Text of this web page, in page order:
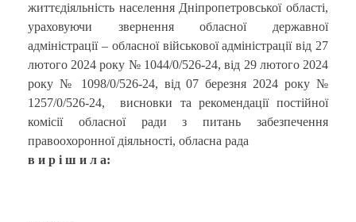
життєдіяльність населення Дніпропетровської області,
ураховуючи звернення обласної державної
адміністрації – обласної військової адміністрації від 27
лютого 2024 року № 1044/0/526-24, від 29 лютого 2024
року № 1098/0/526-24, від 07 березня 2024 року №
1257/0/526-24, висновки та рекомендації постійної
комісії обласної ради з питань забезпечення
правоохоронної діяльності, обласна рада
в и р і ш и л а: